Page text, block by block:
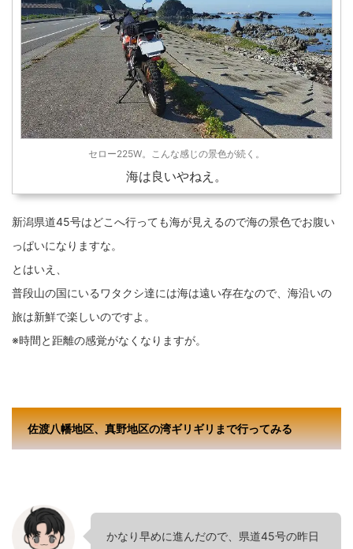
セロー225W。こんな感じの景色が続く。
海は良いやねえ。
新潟県道45号はどこへ行っても海が見えるので海の景色でお腹い
っぱいになりますな。
とはいえ、
普段山の国にいるワタクシ達には海は遠い存在なので、海沿いの
旅は新鮮で楽しいのですよ。
※時間と距離の感覚がなくなりますが。
佐渡八幡地区、真野地区の湾ギリギリまで行ってみる
かなり早めに進んだので、県道45号の昨日